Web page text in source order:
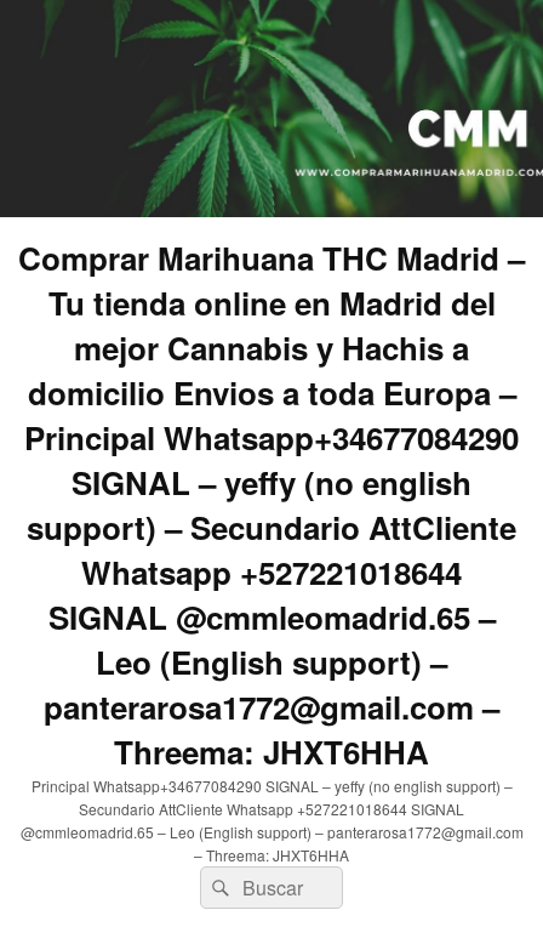
Comprar Marihuana THC Madrid –
Tu tienda online en Madrid del
mejor Cannabis y Hachis a
domicilio Envios a toda Europa –
Principal Whatsapp+34677084290
SIGNAL – yeffy (no english
support) – Secundario AttCliente
Whatsapp +527221018644
SIGNAL @cmmleomadrid.65 –
Leo (English support) –
panterarosa1772@gmail.com –
Threema: JHXT6HHA
Principal Whatsapp+34677084290 SIGNAL – yeffy (no english support) –
Secundario AttCliente Whatsapp +527221018644 SIGNAL
@cmmleomadrid.65 – Leo (English support) – panterarosa1772@gmail.com
– Threema: JHXT6HHA
Buscar
por:
Buscar